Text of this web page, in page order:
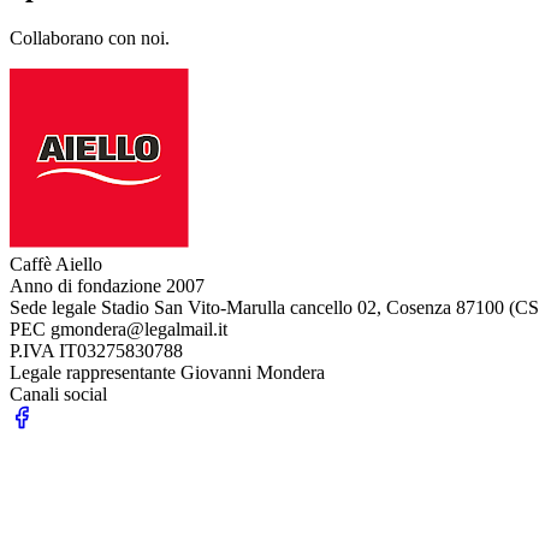
Collaborano con noi.
Caffè Aiello
Anno di fondazione 2007
Sede legale Stadio San Vito-Marulla cancello 02, Cosenza 87100
PEC gmondera@legalmail.it
P.IVA IT03275830788
Legale rappresentante Giovanni Mondera
Canali social